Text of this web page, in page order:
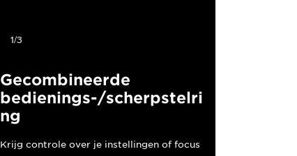
1/3
Gecombineerde
bedienings-/scherpstelri
ng
Krijg controle over je instellingen of focus